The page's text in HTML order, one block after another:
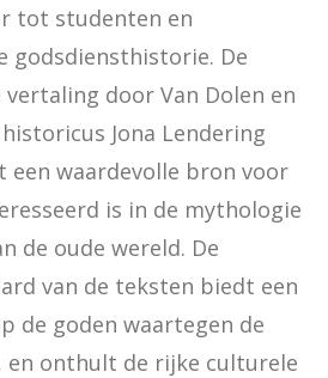
tot studenten en
godsdiensthistorie. De
door Van Dolen en
Jona Lendering
waardevolle bron voor
is in de mythologie
de oude wereld. De
van de teksten biedt een
de goden waartegen de
en onthult de rijke culturele